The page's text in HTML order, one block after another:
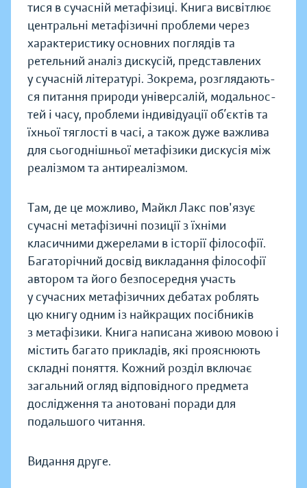
ти­ся в сучас­ній мета­фізиці. Книга висвіт­лює
централь­ні мета­фізич­ні пробле­ми через
характерис­ти­ку основ­них погля­дів та
ретель­ний ана­ліз диску­сій, пред­ставле­них
у сучас­ній лі­те­ра­ту­рі. Зокре­ма, роз­гля­дають­
ся пита­ння при­ро­ди універ­са­лій, модаль­нос­
тей і часу, пробле­ми індиві­дуації об’єк­тів та
їхньої тяглості в часі, а також дуже важли­ва
для сьогод­ніш­ньої мета­фізики диску­сія між
реаліз­мом та анти­реаліз­мом.
Там, де це можливо, Майкл Лакс пов'язує
сучасні метафізичні позиції з їхніми
класичними джерелами в історії філософії.
Багато­річ­ний дос­від викла­да­ння філо­софії
авто­ром та його безпо­серед­ня участь
у сучас­них мета­фізич­них дебатах роблять
цю книгу одним із найкращих посібни­ків
з мета­фізики. Книга написа­на живою мовою і
міс­тить ба­га­то прик­ла­дів, які прояснюють
склад­ні поня­ття. Кожний розділ включає
загальний огляд відповідного предмета
дослідження та анотовані поради для
подальшого читання.
Видання друге.